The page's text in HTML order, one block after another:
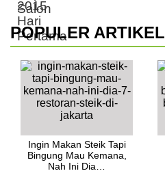
POPULER ARTIKEL
Ingin Makan Steik Tapi
Bingung Mau Kemana,
Nah Ini Dia…